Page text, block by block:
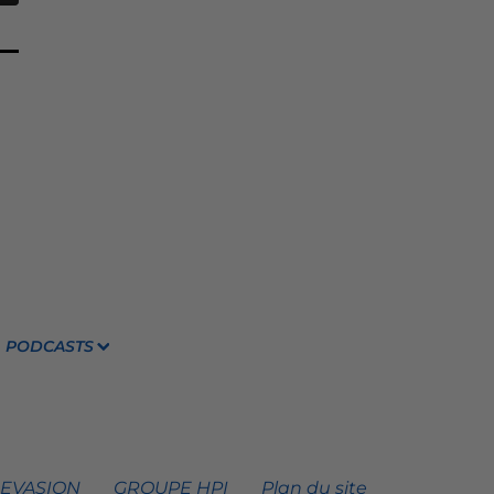
PODCASTS
GROUPE HPI Plan du site